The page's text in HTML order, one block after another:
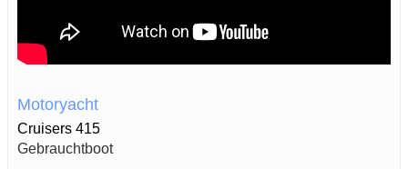
Motoryacht
Cruisers 415
Gebrauchtboot